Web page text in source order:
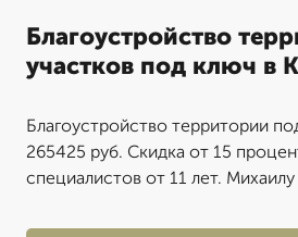
Благоустройство
участков под ключ в
Благоустройство территории
265425 руб. Скидка от 15
специалистов от 11 лет.